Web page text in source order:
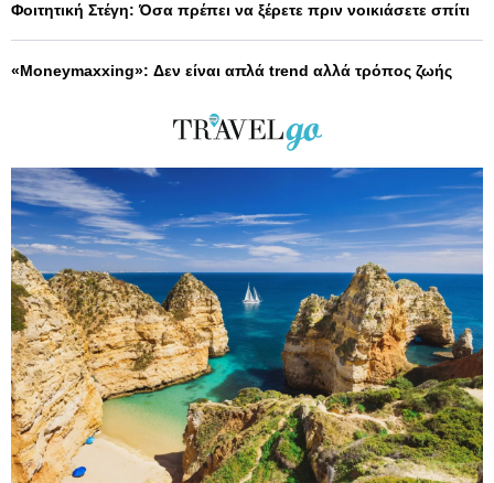
Φοιτητική Στέγη: Όσα πρέπει να ξέρετε πριν νοικιάσετε σπίτι
«Moneymaxxing»: Δεν είναι απλά trend αλλά τρόπος ζωής